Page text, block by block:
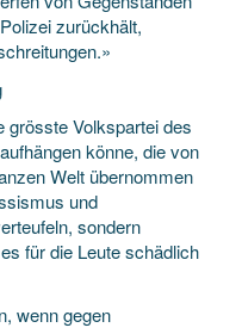
zurückhält,
grösste Volkspartei des
könne, die von
Welt übernommen
und
sondern
für die Leute schädlich
wenn gegen